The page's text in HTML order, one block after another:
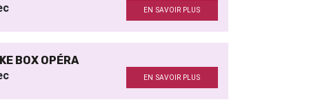
EN SAVOIR PLUS
BOX OPÉRA
EN SAVOIR PLUS